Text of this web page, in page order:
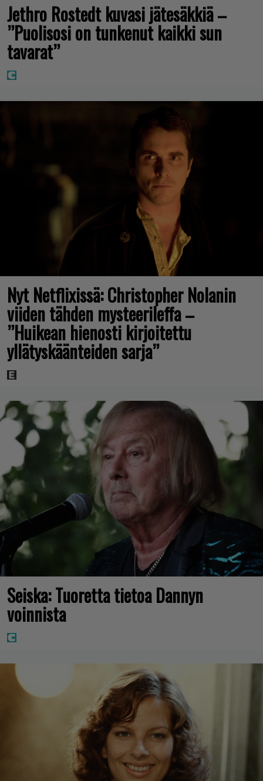
Jethro Rostedt kuvasi jätesäkkiä –
”Puolisosi on tunkenut kaikki sun
tavarat”
Nyt Netflixissä: Christopher Nolanin
viiden tähden mysteerileffa –
”Huikean hienosti kirjoitettu
yllätyskäänteiden sarja”
Seiska: Tuoretta tietoa Dannyn
voinnista